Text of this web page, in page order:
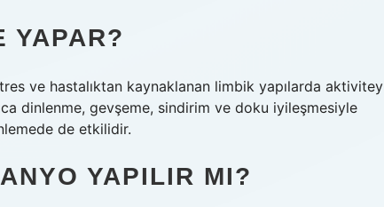
YAPAR?
ve hastalıktan kaynaklanan limbik yapılarda
dinlenme, gevşeme, sindirim ve doku iyileşmesiyle
de etkilidir.
YAPILIR MI?